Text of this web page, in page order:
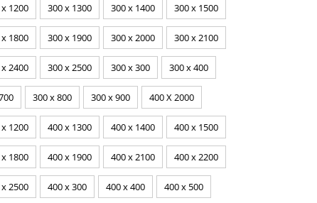
1200 300 x 1300 300 x 1400 300 x 1500
1800 300 x 1900 300 x 2000 300 x 2100
2400 300 x 2500 300 x 300 300 x 400
300 x 800 300 x 900 400 X 2000
1200 400 x 1300 400 x 1400 400 x 1500
1800 400 x 1900 400 x 2100 400 x 2200
2500 400 x 300 400 x 400 400 x 500